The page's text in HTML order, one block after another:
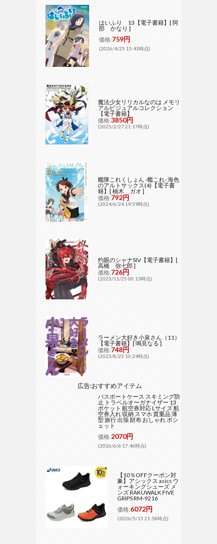
はいふり 13【電子書籍】[ 阿
部 かなり ]
価格:759円
(2026/4/25 15:43時点)
魔法少女リリカルなのは メモリ
アルビジュアルコレクション
【電子書籍】
価格:3850円
(2025/2/27 21:17時点)
艦隊これくしょん -艦これ- 海色
のアルトサックス(4)【電子書
籍】[ 柚木 ガオ ]
価格:792円
(2024/6/24 19:59時点)
灼眼のシャナSIV【電子書籍】[
高橋 弥七郎 ]
価格:726円
(2023/11/25 00:13時点)
ラーメン大好き小泉さん（11）
【電子書籍】[ 鳴見なる ]
価格:748円
(2023/8/25 10:24時点)
広告:おすすめアイテム
パスポートケース スキミング防
止 トラベルオーガナイザー 13
ポケット 航空券対応 Lサイズ 航
空券入れ 収納 スマホ 貴重品 薄
型 旅行 出張 財布 おしゃれ ポシ
ェット
価格:2070円
(2026/6/6 17:46時点)
【10％OFFクーポン対
象】アシックス asics ウ
ォーキングシューズ メ
ンズ RAKUWALK FIVE
GRIPS RM-9216
価格:6072円
(2026/5/13 21:58時点)